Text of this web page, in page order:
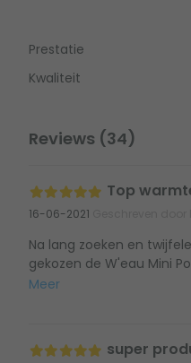
Prestatie
Kwaliteit
Reviews (34)
Top
16-06-2021
Na lang zoeken en
gekozen de W'eau Mini
Meer
super